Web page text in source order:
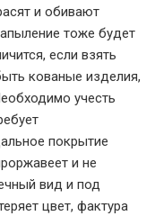
и обивают
тоже будет
если взять
кованые изделия,
учесть
покрытие
и не
вид и под
цвет, фактура